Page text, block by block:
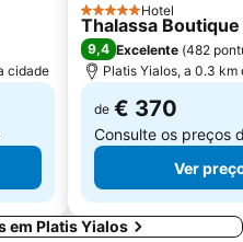
cidade
5 EstrelasHotel
Thalassa
9,4 Excelente (482
Platis Yialos, a 0.3
de € 370
Consulte os preços
Ver
em Platis Yialos